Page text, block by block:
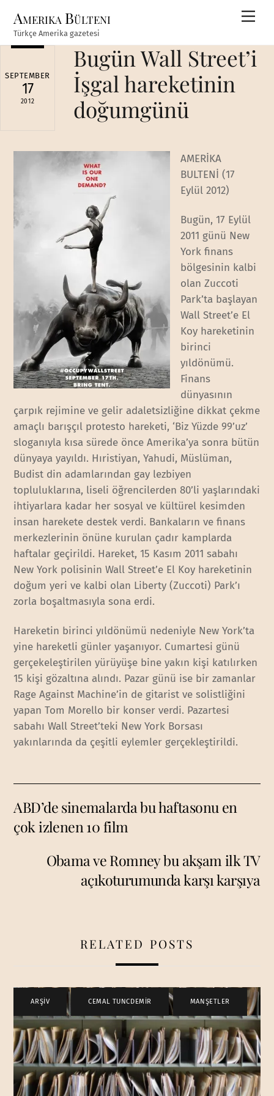
content
Amerika Bülteni
Türkçe Amerika gazetesi
SEPTEMBER
17
2012
Bugün Wall Street’i
İşgal hareketinin
doğumgünü
AMERİKA
BULTENİ (17
Eylül 2012)
Bugün, 17 Eylül
2011 günü New
York finans
bölgesinin kalbi
olan Zuccoti
Park’ta başlayan
Wall Street’e El
Koy hareketinin
birinci
yıldönümü.
Finans
dünyasının
çarpık rejimine ve gelir adaletsizliğine dikkat çekme
amaçlı barışçıl protesto hareketi, ‘Biz Yüzde 99’uz’
sloganıyla kısa sürede önce Amerika’ya sonra bütün
dünyaya yayıldı. Hıristiyan, Yahudi, Müslüman,
Budist din adamlarından gay lezbiyen
topluluklarına, liseli öğrencilerden 80’li yaşlarındaki
ihtiyarlara kadar her sosyal ve kültürel kesimden
insan harekete destek verdi. Bankaların ve finans
merkezlerinin önüne kurulan çadır kamplarda
haftalar geçirildi. Hareket, 15 Kasım 2011 sabahı
New York polisinin Wall Street’e El Koy hareketinin
doğum yeri ve kalbi olan Liberty (Zuccoti) Park’ı
zorla boşaltmasıyla sona erdi.
Hareketin birinci yıldönümü nedeniyle New York’ta
yine hareketli günler yaşanıyor. Cumartesi günü
gerçekeleştirilen yürüyüşe bine yakın kişi katılırken
15 kişi gözaltına alındı. Pazar günü ise bir zamanlar
Rage Against Machine’in de gitarist ve solistliğini
yapan Tom Morello bir konser verdi. Pazartesi
sabahı Wall Street’teki New York Borsası
yakınlarında da çeşitli eylemler gerçekleştirildi.
ABD’de sinemalarda bu haftasonu en
çok izlenen 10 film
Obama ve Romney bu akşam ilk TV
açıkoturumunda karşı karşıya
RELATED POSTS
ARŞİV CEMAL TUNCDEMİR , MANŞETLER